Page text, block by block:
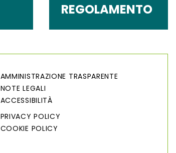
REGOLAMENTO
AMMINISTRAZIONE TRASPARENTE
NOTE LEGALI
ACCESSIBILITÀ
PRIVACY POLICY
COOKIE POLICY